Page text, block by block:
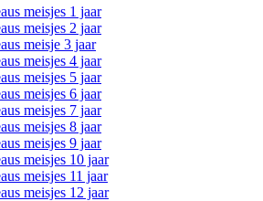
meisjes 1 jaar
meisjes 2 jaar
meisje 3 jaar
meisjes 4 jaar
meisjes 5 jaar
meisjes 6 jaar
meisjes 7 jaar
meisjes 8 jaar
meisjes 9 jaar
meisjes 10 jaar
meisjes 11 jaar
meisjes 12 jaar